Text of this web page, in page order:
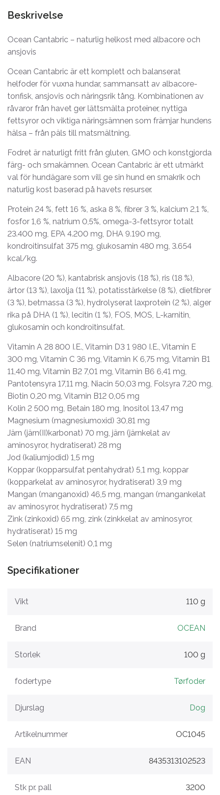
Beskrivelse
Ocean Cantabric – naturlig helkost med albacore och
ansjovis
Ocean Cantabric är ett komplett och balanserat
helfoder för vuxna hundar, sammansatt av albacore-
tonfisk, ansjovis och näringsrik tång. Kombinationen av
råvaror från havet ger lättsmälta proteiner, nyttiga
fettsyror och viktiga näringsämnen som främjar hundens
hälsa – från päls till matsmältning.
Fodret är naturligt fritt från gluten, GMO och konstgjorda
färg- och smakämnen. Ocean Cantabric är ett utmärkt
val för hundägare som vill ge sin hund en smakrik och
naturlig kost baserad på havets resurser.
Protein 24 %, fett 16 %, aska 8 %, fibrer 3 %, kalcium 2,1 %,
fosfor 1,6 %, natrium 0,5%, omega-3-fettsyror totalt
23.400 mg, EPA 4.200 mg, DHA 9.190 mg,
kondroitinsulfat 375 mg, glukosamin 480 mg, 3.654
kcal/kg.
Albacore (20 %), kantabrisk ansjovis (18 %), ris (18 %),
ärtor (13 %), laxolja (11 %), potatisstärkelse (8 %), dietfibrer
(3 %), betmassa (3 %), hydrolyserat laxprotein (2 %), alger
rika på DHA (1 %), lecitin (1 %), FOS, MOS, L-karnitin,
glukosamin och kondroitinsulfat.
Vitamin A 28 800 I.E., Vitamin D3 1 980 I.E., Vitamin E
300 mg, Vitamin C 36 mg, Vitamin K 6,75 mg, Vitamin B1
11,40 mg, Vitamin B2 7,01 mg, Vitamin B6 6,41 mg,
Pantotensyra 17,11 mg, Niacin 50,03 mg, Folsyra 7,20 mg,
Biotin 0,20 mg, Vitamin B12 0,05 mg
Kolin 2 500 mg, Betain 180 mg, Inositol 13,47 mg
Magnesium (magnesiumoxid) 30,81 mg
Järn (järn(II)karbonat) 70 mg, järn (järnkelat av
aminosyror, hydratiserat) 28 mg
Jod (kaliumjodid) 1,5 mg
Koppar (kopparsulfat pentahydrat) 5,1 mg, koppar
(kopparkelat av aminosyror, hydratiserat) 3,9 mg
Mangan (manganoxid) 46,5 mg, mangan (mangankelat
av aminosyror, hydratiserat) 7,5 mg
Zink (zinkoxid) 65 mg, zink (zinkkelat av aminosyror,
hydratiserat) 15 mg
Selen (natriumselenit) 0,1 mg
Specifikationer
Vikt 110 g
Brand OCEAN
Storlek 100 g
fodertype Tørfoder
Djurslag Dog
Artikelnummer OC1045
EAN 8435313102523
Stk pr. pall 3200